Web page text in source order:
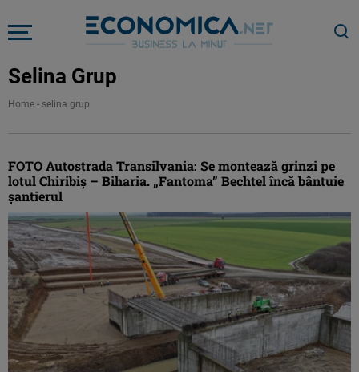
Selina Grup
Home - selina grup
FOTO Autostrada Transilvania: Se montează grinzi pe
lotul Chiribiș – Biharia. „Fantoma” Bechtel încă bântuie
șantierul